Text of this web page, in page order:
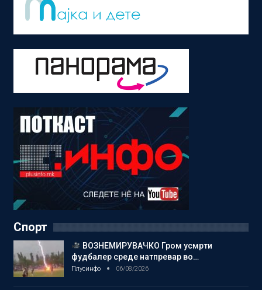
Спорт
ВОЗНЕМИРУВАЧКО Гром усмрти
фудбалер среде натпревар во…
Плусинфо 06/08/2026